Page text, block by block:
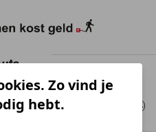
Zo vind je
hebt.